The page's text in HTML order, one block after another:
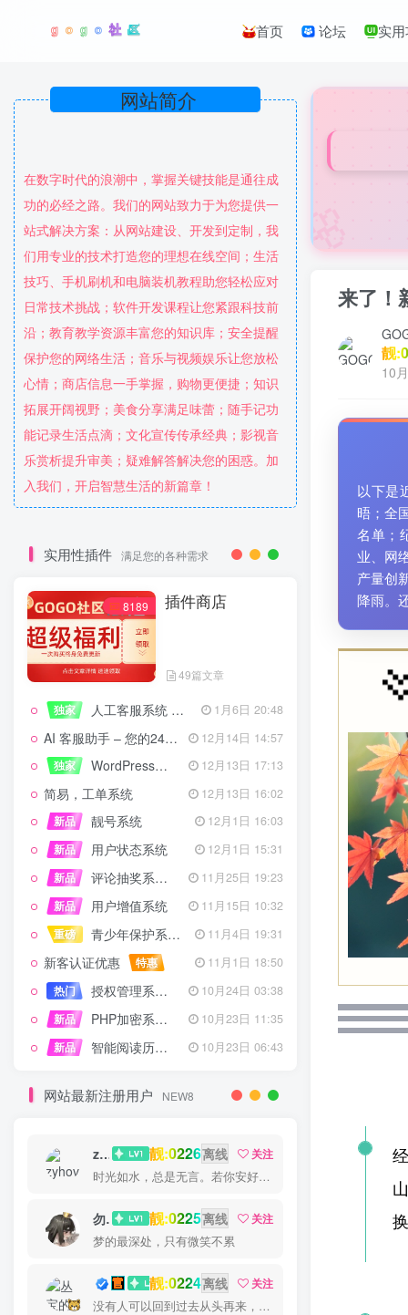
首页 论坛 实
在数字时代的浪潮中，掌握关键技能是通往成
功的必经之路。我们的网站致力于为您提供一
站式解决方案：从网站建设、开发到定制，我
们用专业的技术打造您的理想在线空间；生活
技巧、手机刷机和电脑装机教程助您轻松应对
日常技术挑战；软件开发课程让您紧跟科技前
沿；教育教学资源丰富您的知识库；安全提醒
保护您的网络生活；音乐与视频娱乐让您放松
心情；商店信息一手掌握，购物更便捷；知识
拓展开阔视野；美食分享满足味蕾；随手记功
能记录生活点滴；文化宣传传承经典；影视音
乐赏析提升审美；疑难解答解决您的困惑。加
入我们，开启智慧生活的新篇章！
实用性插件 满足您的各种需求
8189 插件商店
49篇文章
独家 人工客服系统 技术开发文档 1月6日 20:48
AI 客服助手 – 您的24/7智能客服专家
12月14日 14:57
独家
WordPress设备管理器插件 – 专业版 12月13日 17:13
简易，工单系统
12月13日 16:02
新品
靓号系统
12月1日 16:03
新品
用户状态系统
12月1日 15:31
新品
评论抽奖系统 – 完整功能详解
11月25日 19:23
新品
用户增值系统
11月15日 10:32
重磅
青少年保护系统 专为子比主题开发 11月4日 19:31
新客认证优惠 特惠
11月1日 18:50
热门
授权管理系统子比主题专版
10月24日 03:38
新品
PHP加密系统专业版
10月23日 11:35
新品
智能阅读历史系统 10月23日 06:43
网站最新注册用户 NEW8
zyhove 靓:0226离线
关注
时光如水，总是无言。若你安好，便是晴天
勿听 靓:0225离线
关注
梦的最深处，只有微笑不累
丛宝 靓:0224离线
关注
没有人可以回到过去从头再来，但是每个人都可以从今天开始，创造一个全新的结局
🌸
来了！
靓
10
以下是
晤；全
名单；
业、网
产量创
降雨。